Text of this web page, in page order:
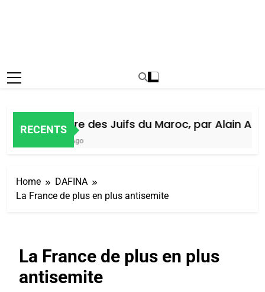
RECENTS
Histoire des Juifs du Maroc, par Alain Amiel
5 Jours Ago
Home
DAFINA
La France de plus en plus antisemite
La France de plus en plus
antisemite